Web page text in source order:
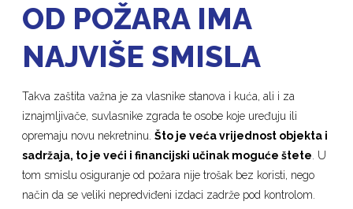
OD POŽARA IMA
NAJVIŠE SMISLA
Takva zaštita važna je za vlasnike stanova i kuća, ali i za
iznajmljivače, suvlasnike zgrada te osobe koje uređuju ili
opremaju novu nekretninu.Što je veća vrijednost objekta i
sadržaja, to je veći i financijski učinak moguće štete . U
tom smislu osiguranje od požara nije trošak bez koristi, nego
način da se veliki nepredviđeni izdaci zadrže pod kontrolom.